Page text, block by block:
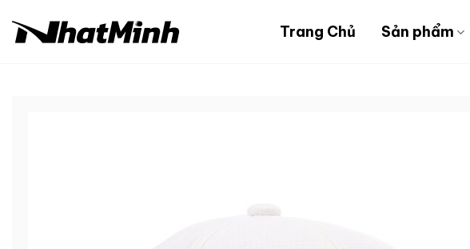
đến
Trang Chủ Sản phẩm